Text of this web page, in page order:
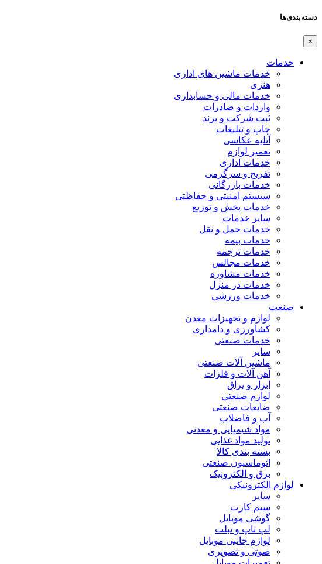
دسته‌بندی‌ها
×
خدمات
خدمات ماشین های اداری
هنری
خدمات مالی و حسابداری
واردات و صادرات
ثبت شرکت و برند
چاپ و تبلیغات
آتلیه عکاسی
تعمیر لوازم
خدمات اداری
تفریح و سرگرمی
خدمات بازرگانی
سیستم امنیتی و حفاظتی
خدمات پخش و توزیع
سایر خدمات
خدمات حمل و نقل
خدمات بیمه
خدمات ترجمه
خدمات مجالس
خدمات مشاوره
خدمات در منزل
خدمات ورزشی
صنعت
لوازم و تجهیزات معدن
کشاورزی و دامداری
خدمات صنعتی
سایر
ماشین آلات صنعتی
آهن آلات و فلزات
ابزار و یراق
لوازم صنعتی
ضایعات صنعتی
آب و فاضلاب
مواد شیمیایی و معدنی
تولید مواد غذایی
بسته بندی کالا
اتوماسیون صنعتی
برق و الکترونیک
لوازم الکترونیکی
سایر
سیم کارت
گوشی موبایل
لپ تاپ و تبلت
لوازم جانبی موبایل
صوتی و تصویری